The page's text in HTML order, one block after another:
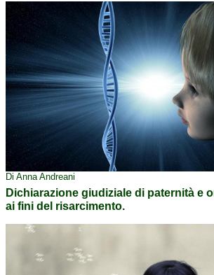
Di Anna Andreani
Dichiarazione giudiziale di paternità e
ai fini del risarcimento.